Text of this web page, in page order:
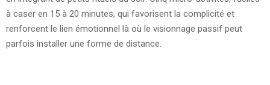
à caser en 15 à 20 minutes, qui favorisent la complicité et
renforcent le lien émotionnel là où le visionnage passif peut
parfois installer une forme de distance.